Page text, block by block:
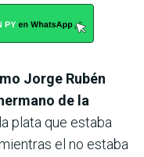
Jorge Rubén
de la
plata que estaba
el no estaba